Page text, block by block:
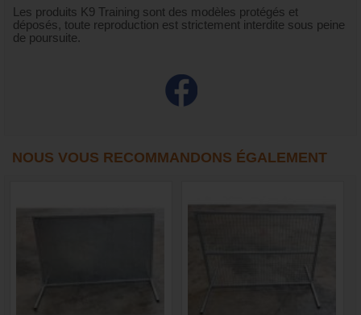
Les produits K9 Training sont des modèles protégés et
déposés, toute reproduction est strictement interdite sous peine
de poursuite.
NOUS VOUS RECOMMANDONS ÉGALEMENT